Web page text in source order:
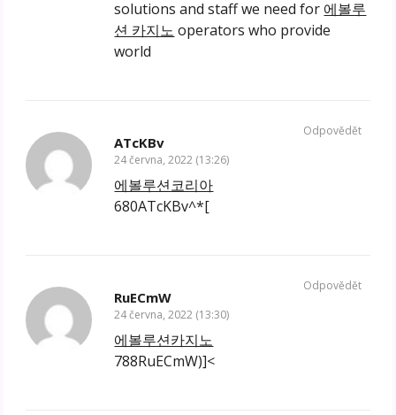
solutions and staff we need for 에볼루
션 카지노 operators who provide
world
ATcKBv
24 června, 2022 (13:26)
에볼루션코리아
680ATcKBv^*[
Odpovědět
RuECmW
24 června, 2022 (13:30)
에볼루션카지노
788RuECmW)]<
Odpovědět